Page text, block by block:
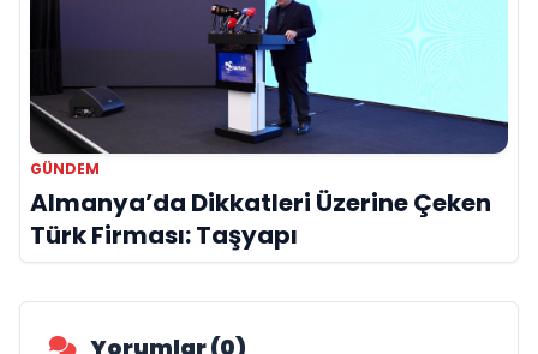
GÜNDEM
Almanya’da Dikkatleri Üzerine Çeken
Türk Firması: Taşyapı
Yorumlar (0)